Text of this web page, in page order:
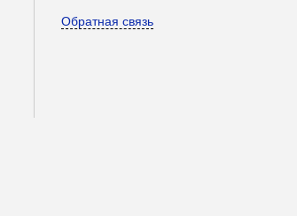
Обратная связь